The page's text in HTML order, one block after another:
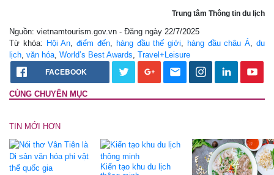
Trung tâm Thông tin du lịch
Nguồn: vietnamtourism.gov.vn - Đăng ngày 22/7/2025
Từ khóa: Hội An ,điểm đến, hàng đầu thế giới hàng đầu châu Á ,du
lịch văn hóa World’s Best Awards Travel+Leisure
FACEBOOK
CÙNG CHUYÊN MỤC
TIN MỚI HƠN
Kiến tạo khu du lịch